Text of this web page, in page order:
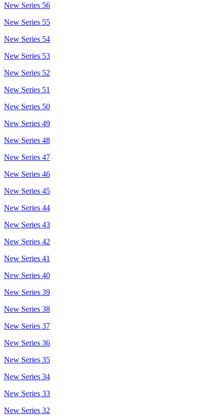
New Series 56
New Series 55
New Series 54
New Series 53
New Series 52
New Series 51
New Series 50
New Series 49
New Series 48
New Series 47
New Series 46
New Series 45
New Series 44
New Series 43
New Series 42
New Series 41
New Series 40
New Series 39
New Series 38
New Series 37
New Series 36
New Series 35
New Series 34
New Series 33
New Series 32